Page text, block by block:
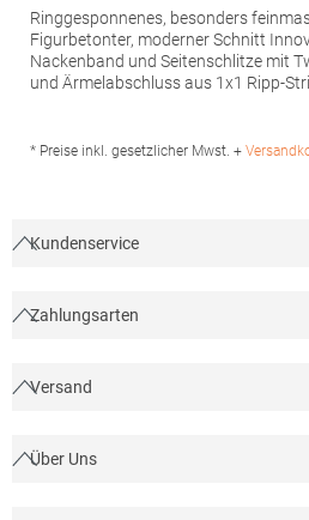
Ringgesponnenes, besonders
Figurbetonter, moderner Schnitt Innovative Kragenlösung
Nackenband und Seitenschlitze mit Twill-
und Ärmelabschluss aus 1x1 Ripp-Strick 3-Knopfleiste mit
waschbarTrockner
textil.de
* Preise inkl. gesetzlicher Mwst. +
Kundenservice
Zahlungsarten
Versand
Über Uns